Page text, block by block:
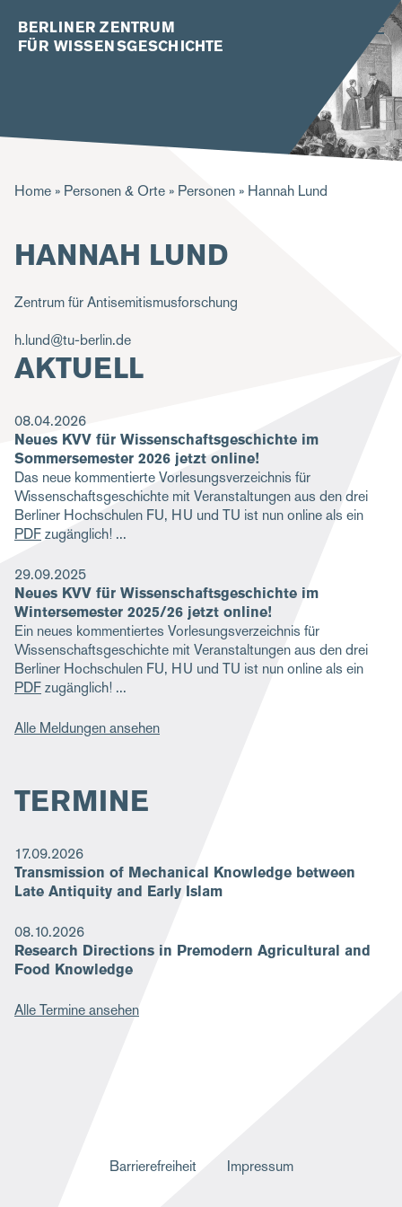
BERLINER ZENTRUM
FÜR WISSENSGESCHICHTE
P
a
n
a
v
g
a
t
i
o
n
Home Personen & Orte Personen Hannah Lund
HANNAH LUND
Zentrum für Antisemitismusforschung
h.lund@tu-berlin.de
AKTUELL
08.04.2026
Neues KVV für Wissenschaftsgeschichte im
Sommersemester 2026 jetzt online!
Das neue kommentierte Vorlesungsverzeichnis für
Wissenschaftsgeschichte mit Veranstaltungen aus den drei
Berliner Hochschulen FU, HU und TU ist nun online als ein
PDFzugänglich!
29.09.2025
Neues KVV für Wissenschaftsgeschichte im
Wintersemester 2025/26 jetzt online!
Ein neues kommentiertes Vorlesungsverzeichnis für
Wissenschaftsgeschichte mit Veranstaltungen aus den drei
Berliner Hochschulen FU, HU und TU ist nun online als ein
PDFzugänglich!
Alle Meldungen ansehen
TERMINE
17.09.2026
Transmission of Mechanical Knowledge between
Late Antiquity and Early Islam
08.10.2026
Research Directions in Premodern Agricultural and
Food Knowledge
Alle Termine ansehen
Barrierefreiheit Impressum